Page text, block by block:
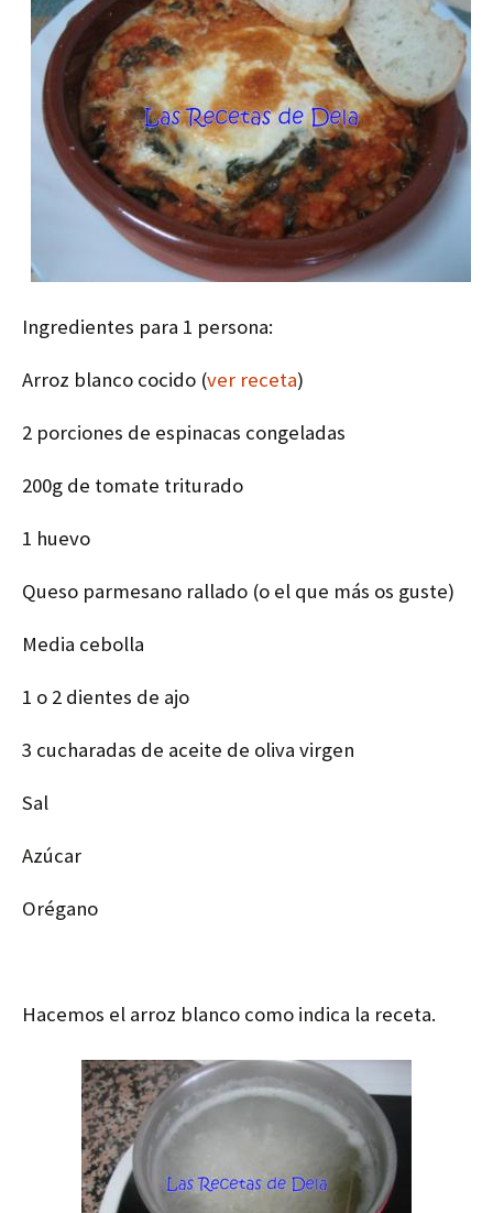
Ingredientes para 1 persona:
Arroz blanco cocido (ver receta)
2 porciones de espinacas congeladas
200g de tomate triturado
1 huevo
Queso parmesano rallado (o el que más os guste)
Media cebolla
1 o 2 dientes de ajo
3 cucharadas de aceite de oliva virgen
Sal
Azúcar
Orégano
Hacemos el arroz blanco como indica la receta.